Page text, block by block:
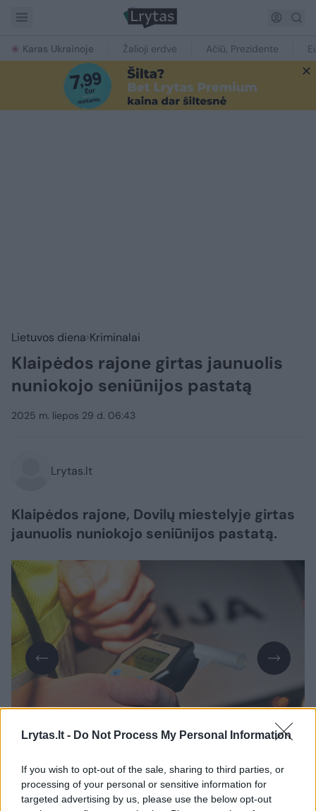
Lrytas.lt - Do Not Process My Personal Information
If you wish to opt-out of the sale, sharing to third parties, or
processing of your personal or sensitive information for
targeted advertising by us, please use the below opt-out
Karas Ukrainoje Žalioji erdvė Ačiū, Prezidente
Lietuvos diena Kriminalai
Klaipėdos rajone girtas jaunuolis
nuniokojo seniūnijos pastatą
2025 m. liepos 29 d. 06:43
Lrytas.lt
Klaipėdos rajone, Dovilų miestelyje girtas
jaunuolis nuniokojo seniūnijos pastatą.
Daugiau nuotraukų (1)
Policijai apie šį nusikaltimą buvo pranešta
pirmadienį 07.48 val.